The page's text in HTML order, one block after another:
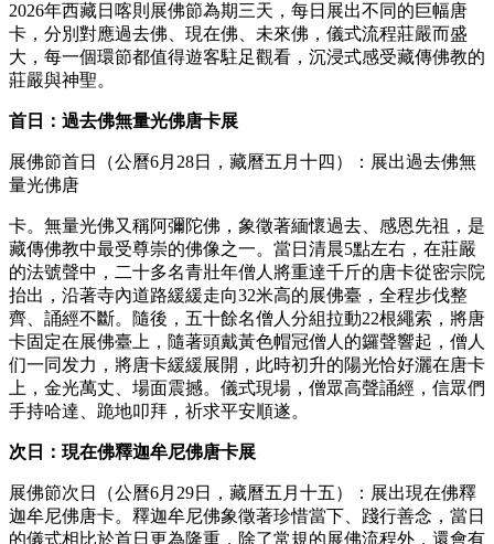
2026年西藏日喀則展佛節為期三天，每日展出不同的巨幅唐
卡，分別對應過去佛、現在佛、未來佛，儀式流程莊嚴而盛
大，每一個環節都值得遊客駐足觀看，沉浸式感受藏傳佛教的
莊嚴與神聖。
首日：過去佛無量光佛唐卡展
展佛節首日（公曆6月28日，藏曆五月十四）：展出過去佛無
量光佛唐
卡。無量光佛又稱阿彌陀佛，象徵著緬懷過去、感恩先祖，是
藏傳佛教中最受尊崇的佛像之一。當日清晨5點左右，在莊嚴
的法號聲中，二十多名青壯年僧人將重達千斤的唐卡從密宗院
抬出，沿著寺內道路緩緩走向32米高的展佛臺，全程步伐整
齊、誦經不斷。隨後，五十餘名僧人分組拉動22根繩索，將唐
卡固定在展佛臺上，隨著頭戴黃色帽冠僧人的鑼聲響起，僧人
们一同发力，將唐卡緩緩展開，此時初升的陽光恰好灑在唐卡
上，金光萬丈、場面震撼。儀式現場，僧眾高聲誦經，信眾們
手持哈達、跪地叩拜，祈求平安順遂。
次日：現在佛釋迦牟尼佛唐卡展
展佛節次日（公曆6月29日，藏曆五月十五）：展出現在佛釋
迦牟尼佛唐卡。釋迦牟尼佛象徵著珍惜當下、踐行善念，當日
的儀式相比於首日更為隆重，除了常規的展佛流程外，還會有